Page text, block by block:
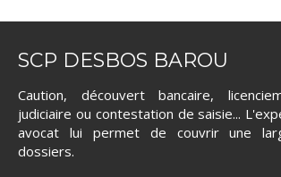
SCP DESBOS BAROU
Caution, découvert bancaire,
judiciaire ou contestation de saisie...
avocat lui permet de couvrir une
dossiers.